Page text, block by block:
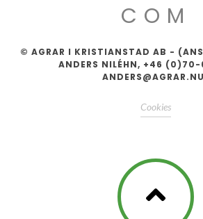
COM
© AGRAR I KRISTIANSTAD AB -
ANDERS NILÉHN, +46
Cookies